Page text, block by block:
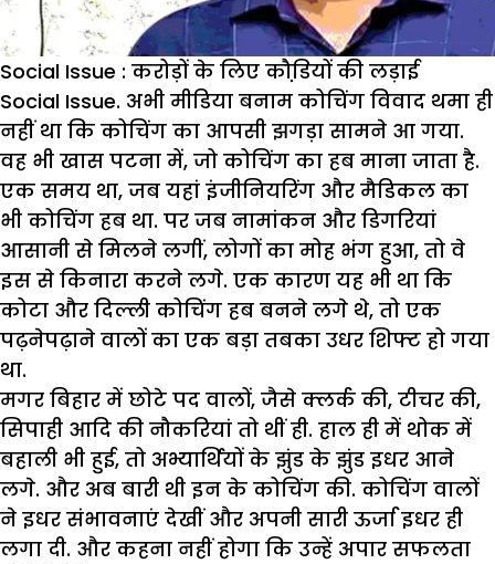
Social Issue : करोड़ों के लिए कौडि़यों की लड़ाई
Social Issue. अभी मीडिया बनाम कोचिंग विवाद थमा ही
नहीं था कि कोचिंग का आपसी झगड़ा सामने आ गया.
वह भी खास पटना में, जो कोचिंग का हब माना जाता है.
एक समय था, जब यहां इंजीनियरिंग और मैडिकल का
भी कोचिंग हब था. पर जब नामांकन और डिगरियां
आसानी से मिलने लगीं, लोगों का मोह भंग हुआ, तो वे
इस से किनारा करने लगे. एक कारण यह भी था कि
कोटा और दिल्ली कोचिंग हब बनने लगे थे, तो एक
पढ़नेपढ़ाने वालों का एक बड़ा तबका उधर शिफ्ट हो गया
था.
मगर बिहार में छोटे पद वालों, जैसे क्लर्क की, टीचर की,
सिपाही आदि की नौकरियां तो थीं ही. हाल ही में थोक में
बहाली भी हुई, तो अभ्यार्थियों के झुंड के झुंड इधर आने
लगे. और अब बारी थी इन के कोचिंग की. कोचिंग वालों
ने इधर संभावनाएं देखीं और अपनी सारी ऊर्जा इधर ही
लगा दी. और कहना नहीं होगा कि उन्हें अपार सफलता